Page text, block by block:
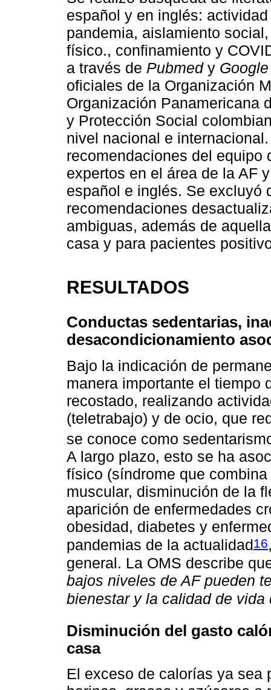
español y en inglés:
pandemia, aislamiento
físico., confinamiento y
a través de Pubmedy
oficiales de la Organización
Organización Panamericana
y Protección Social
nivel nacional e
recomendaciones del equipo
expertos en el área de la AF
español e inglés. Se excluyó
recomendaciones
ambiguas, además de
casa y para pacientes
RESULTADOS
Conductas sedentarias,
desacondicionamiento
Bajo la indicación de
manera importante el tiempo
recostado, realizando
(teletrabajo) y de ocio, que
se conoce como
A largo plazo, esto se ha
físico (síndrome que
muscular, disminución de la
aparición de enfermedades
obesidad, diabetes y
pandemias de la actualidad16
general. La OMS describe
bajos niveles de AF pueden
bienestar y la calidad de vida
Disminución del gasto
casa
El exceso de calorías ya sea